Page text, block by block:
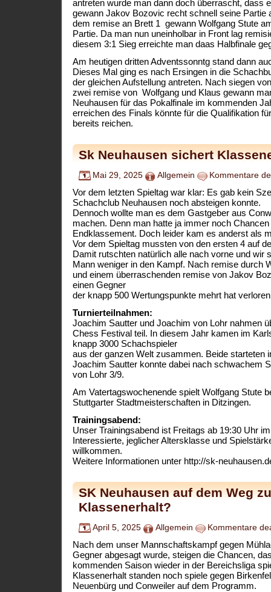
antreten wurde man dann doch überrascht, dass
gewann Jakov Bozovic recht schnell seine Partie
dem remise an Brett 1 gewann Wolfgang Stute
Partie. Da man nun uneinholbar in Front lag
diesem 3:1 Sieg erreichte man daas Halbfinale
Am heutigen dritten Adventssonntg stand dann
Dieses Mal ging es nach Ersingen in die
der gleichen Aufstellung antreten. Nach siegen
zwei remise von Wolfgang und Klaus gewann
Neuhausen für das Pokalfinale im kommenden
erreichen des Finals könnte für die Qualifikation
bereits reichen.
Sk Neuhausen sichert
Mai 29, 2025 Allgemein Kommentare
Vor dem letzten Spieltag war klar: Es gab kein
Schachclub Neuhausen noch absteigen konnte.
Dennoch wollte man es dem Gastgeber aus
machen. Denn man hatte ja immer noch
Endklassement. Doch leider kam es anderst als
Vor dem Spieltag mussten von den ersten 4 auf
Damit rutschten natürlich alle nach vorne und wir
Mann weniger in den Kampf. Nach remise durch
und einem überraschenden remise von Jakov
einen Gegner
der knapp 500 Wertungspunkte mehrt hat
Turnierteilnahmen:
Joachim Sautter und Joachim von Lohr nahmen
Chess Festival teil. In diesem Jahr kamen im
knapp 3000 Schachspieler
aus der ganzen Welt zusammen. Beide starteten
Joachim Sautter konnte dabei nach schwachem
von Lohr 3/9.
Am Vatertagswochenende spielt Wolfgang Stute
Stuttgarter Stadtmeisterschaften in Ditzingen.
Trainingsabend:
Unser Trainingsabend ist Freitags ab 19:30 Uhr
Interessierte, jeglicher Altersklasse und
willkommen.
Weitere Informationen unter http://sk-
SK Neuhausen auf dem Weg
Klassenerhalt?
April 5, 2025 Allgemein Kommentare
Nach dem unser Mannschaftskampf gegen
Gegner abgesagt wurde, steigen die Chancen,
kommenden Saison wieder in der Bereichsliga
Klassenerhalt standen noch spiele gegen
Neuenbürg und Conweiler auf dem Programm.